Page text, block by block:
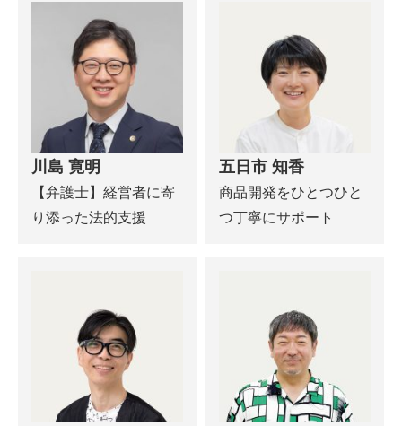
川島 寛明
【弁護士】経営者に寄
り添った法的支援
五日市 知香
商品開発をひとつひと
つ丁寧にサポート